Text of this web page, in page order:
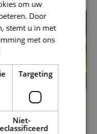
om uw
Door
stemt u in met
met ons
Targeting
Niet-